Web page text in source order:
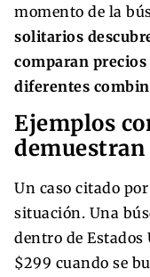
momento de la
solitarios
comparan
diferentes
Ejemplos
Un caso citado
situación. Una
dentro de
$299 cuando se